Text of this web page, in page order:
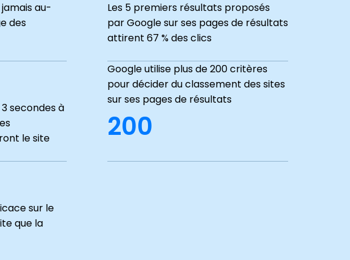
au-
des
Les 5 premiers résultats proposés
par Google sur ses pages de résultats
attirent 67 % des clics
secondes à
le site
200
Google utilise plus de 200 critères
pour décider du classement des sites
sur ses pages de résultats
sur le
que la